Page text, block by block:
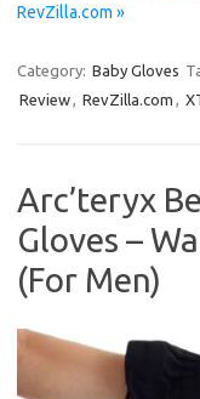
RevZilla.com »
Category: Baby Gloves
Review, RevZilla.com ,
Arc’teryx
Gloves –
(For Men)